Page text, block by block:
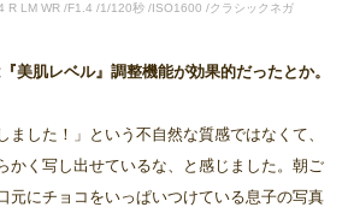
R LM WR /F1.4 /1/120秒 /ISO1600 /クラシックネガ
美肌レベル』調整機能が効果的だったとか。
ました！」という不自然な質感ではなくて、
かく写し出せているな、と感じました。朝ご
元にチョコをいっぱいつけている息子の写真